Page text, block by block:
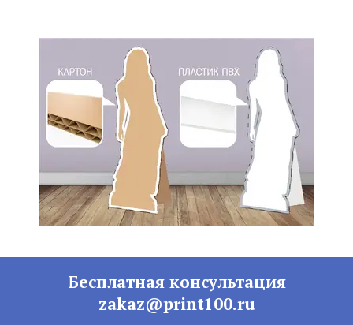
Бесплатная консультация
zakaz@print100.ru